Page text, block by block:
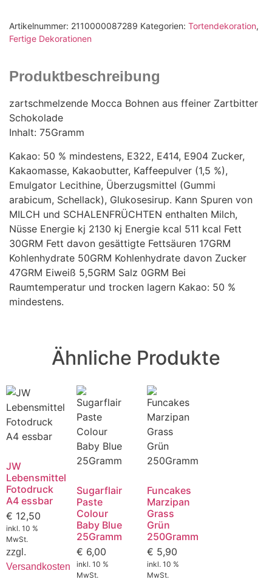
Artikelnummer: 2110000087289 Kategorien: Tortendekoration,
Fertige Dekorationen
Produktbeschreibung
zartschmelzende Mocca Bohnen aus ffeiner Zartbitter
Schokolade
Inhalt: 75Gramm
Kakao: 50 % mindestens, E322, E414, E904 Zucker,
Kakaomasse, Kakaobutter, Kaffeepulver (1,5 %),
Emulgator Lecithine, Überzugsmittel (Gummi
arabicum, Schellack), Glukosesirup. Kann Spuren von
MILCH und SCHALENFRÜCHTEN enthalten Milch,
Nüsse Energie kj 2130 kj Energie kcal 511 kcal Fett
30GRM Fett davon gesättigte Fettsäuren 17GRM
Kohlenhydrate 50GRM Kohlenhydrate davon Zucker
47GRM Eiweiß 5,5GRM Salz 0GRM Bei
Raumtemperatur und trocken lagern Kakao: 50 %
mindestens.
Ähnliche Produkte
JW
Lebensmittel
Fotodruck
A4 essbar
€ 12,50
inkl. 10 %
MwSt.
zzgl.
Versandkosten
Sugarflair
Paste
Colour
Baby Blue
25Gramm
€ 6,00
inkl. 10 %
MwSt.
Funcakes
Marzipan
Grass
Grün
250Gramm
€ 5,90
inkl. 10 %
MwSt.